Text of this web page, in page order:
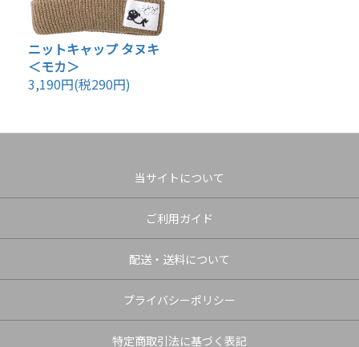
ニットキャップ タヌキ
＜モカ＞
3,190円(税290円)
当サイトについて
ご利用ガイド
配送・送料について
プライバシーポリシー
特定商取引法に基づく表記